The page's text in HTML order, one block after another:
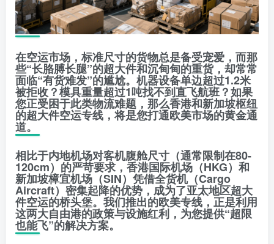
在空运市场，标准尺寸的货物总是备受宠爱，而那
些“长胳膊长腿”的超大件和沉甸甸的重货，却常常
面临“有货难发”的尴尬。机器设备单边超过1.2米
被拒收？模具重量超过1吨找不到直飞航班？如果
您正受困于此类物流难题，那么香港和新加坡枢纽
的超大件空运专线，将是您打通欧美市场的黄金通
道。
相比于内地机场对客机腹舱尺寸（通常限制在80-
120cm）的严苛要求，香港国际机场（HKG）和
新加坡樟宜机场（SIN）凭借全货机（Cargo
Aircraft）密集起降的优势，成为了亚太地区超大
件空运的桥头堡。我们推出的欧美专线，正是利用
这两大自由港的政策与设施红利，为您提供“超限
也能飞”的解决方案。